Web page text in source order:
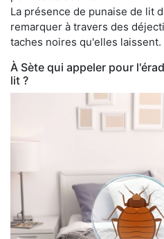
La présence de punaise de lit
remarquer à travers des
taches noires qu'elles laissent.
À Sète qui appeler pour
lit ?